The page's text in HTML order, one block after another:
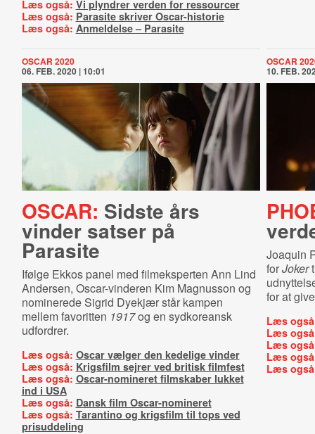
Læs også: Vi plyndrer verden for ressourcer
Læs også: Parasite skriver Oscar-historie
Læs også: Anmeldelse – Parasite
OSCAR 2020
06. FEB. 2020 | 10:01
OSCAR: Sidste års
vinder satser på
Parasite
Ifølge Ekkos panel med filmeksperten Ann Lind
Andersen, Oscar-vinderen Kim Magnusson og
nominerede Sigrid Dyekjær står kampen
mellem favoritten 1917og en sydkoreansk
udfordrer.
Læs også: Oscar vælger den kedelige vinder
Læs også: Krigsfilm sejrer ved britisk filmfest
Læs også: Oscar-nomineret filmskaber lukket
ind i USA
Læs også: Dansk film Oscar-nomineret
Læs også: Tarantino og krigsfilm til tops ved
prisuddeling
OSCAR
10. FEB.
Joaquin
forJoker
for at
Læs
Læs
Læs
Læs
Læs